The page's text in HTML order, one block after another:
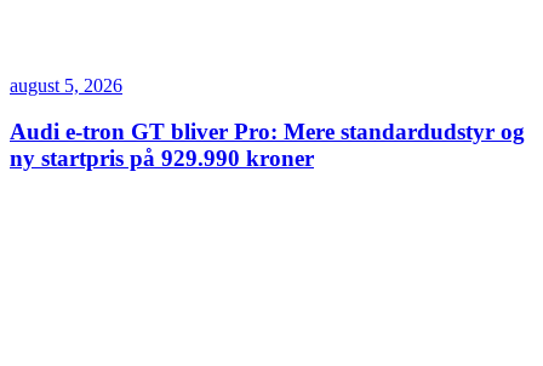
august 5, 2026
Audi e-tron GT bliver Pro: Mere standardudstyr og
ny startpris på 929.990 kroner